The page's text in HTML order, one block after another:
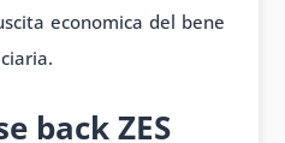
economica del bene
back ZES